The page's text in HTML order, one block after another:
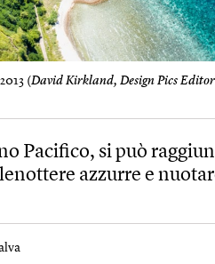
(David Kirkland, Design Pics
Pacifico, si può
azzurre e